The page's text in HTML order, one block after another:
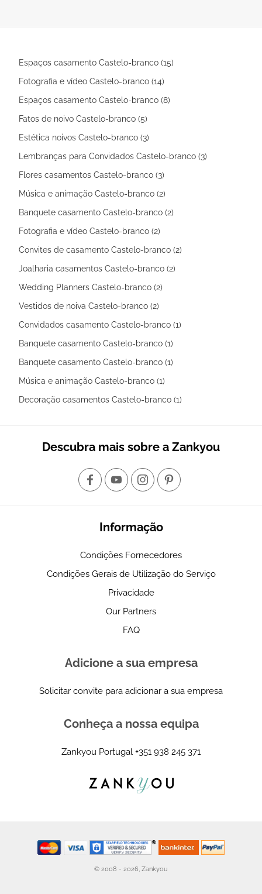
Espaços casamento Castelo-branco (15)
Fotografia e vídeo Castelo-branco (14)
Espaços casamento Castelo-branco (8)
Fatos de noivo Castelo-branco (5)
Estética noivos Castelo-branco (3)
Lembranças para Convidados Castelo-branco (3)
Flores casamentos Castelo-branco (3)
Música e animação Castelo-branco (2)
Banquete casamento Castelo-branco (2)
Fotografia e vídeo Castelo-branco (2)
Convites de casamento Castelo-branco (2)
Joalharia casamentos Castelo-branco (2)
Wedding Planners Castelo-branco (2)
Vestidos de noiva Castelo-branco (2)
Convidados casamento Castelo-branco (1)
Banquete casamento Castelo-branco (1)
Banquete casamento Castelo-branco (1)
Música e animação Castelo-branco (1)
Decoração casamentos Castelo-branco (1)
Descubra mais sobre a Zankyou
Informação
Condições Fornecedores
Condições Gerais de Utilização do Serviço
Privacidade
Our Partners
FAQ
Adicione a sua empresa
Solicitar convite para adicionar a sua empresa
Conheça a nossa equipa
Zankyou Portugal +351 938 245 371
© 2008 - 2026, Zankyou